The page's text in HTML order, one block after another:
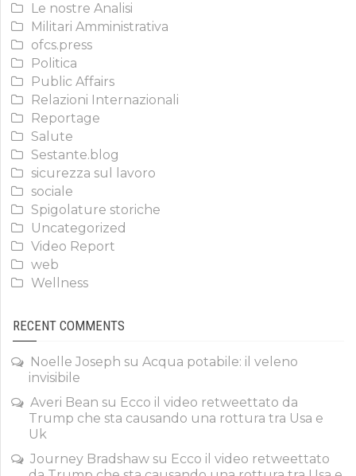
Le nostre Analisi
Militari Amministrativa
ofcs.press
Politica
Public Affairs
Relazioni Internazionali
Reportage
Salute
Sestante.blog
sicurezza sul lavoro
sociale
Spigolature storiche
Uncategorized
Video Report
web
Wellness
RECENT COMMENTS
Noelle Joseph su Acqua potabile: il veleno
invisibile
Averi Bean su Ecco il video retweettato da
Trump che sta causando una rottura tra Usa e
Uk
Journey Bradshaw su Ecco il video retweettato